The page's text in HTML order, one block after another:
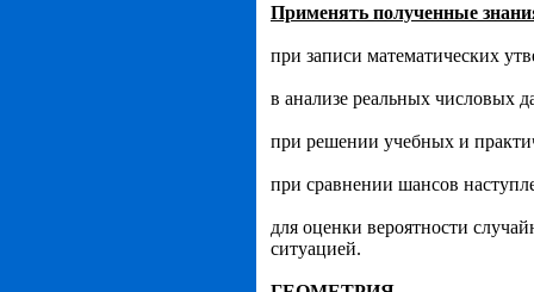
Применять полученные
при записи математических
в анализе реальных числовых
при решении учебных и
при сравнении шансов
для оценки вероятности
ситуацией.